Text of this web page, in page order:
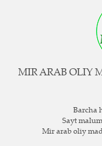
MIR ARAB OLIY
Barcha
Sayt
Mir arab oliy